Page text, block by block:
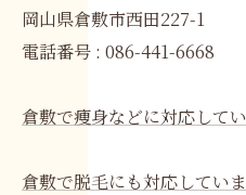
岡山県倉敷市西田227-1
電話番号 : 086-441-6668
倉敷で痩身などに対応して
倉敷で脱毛にも対応してい